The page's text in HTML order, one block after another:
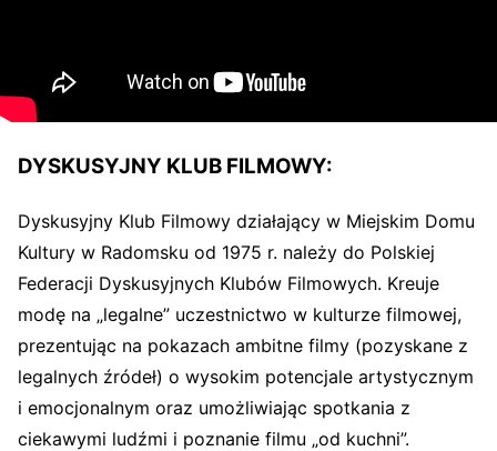
DYSKUSYJNY KLUB FILMOWY:
Dyskusyjny Klub Filmowy działający w Miejskim Domu
Kultury w Radomsku od 1975 r. należy do Polskiej
Federacji Dyskusyjnych Klubów Filmowych. Kreuje
modę na „legalne” uczestnictwo w kulturze filmowej,
prezentując na pokazach ambitne filmy (pozyskane z
legalnych źródeł) o wysokim potencjale artystycznym
i emocjonalnym oraz umożliwiając spotkania z
ciekawymi ludźmi i poznanie filmu „od kuchni”.